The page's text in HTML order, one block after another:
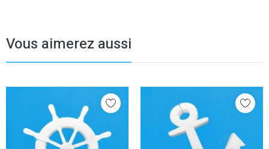
Vous aimerez aussi